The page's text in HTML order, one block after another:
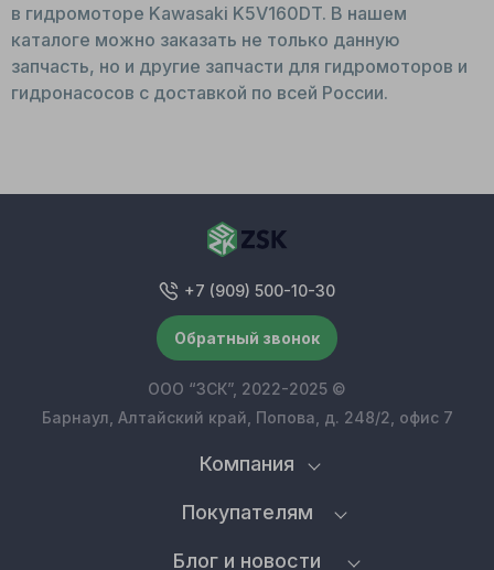
в гидромоторе Kawasaki K5V160DT. В нашем
каталоге можно заказать не только данную
запчасть, но и другие запчасти для гидромоторов и
гидронасосов с доставкой по всей России.
Компания
Покупателям
Блог и новости
+7 (909) 500-10-30
Обратный звонок
ООО “ЗСК”, 2022-2025 ©
Барнаул, Алтайский край, Попова, д. 248/2, офис 7